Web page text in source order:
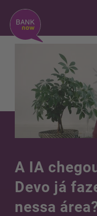
A IA
Devo já
nessa